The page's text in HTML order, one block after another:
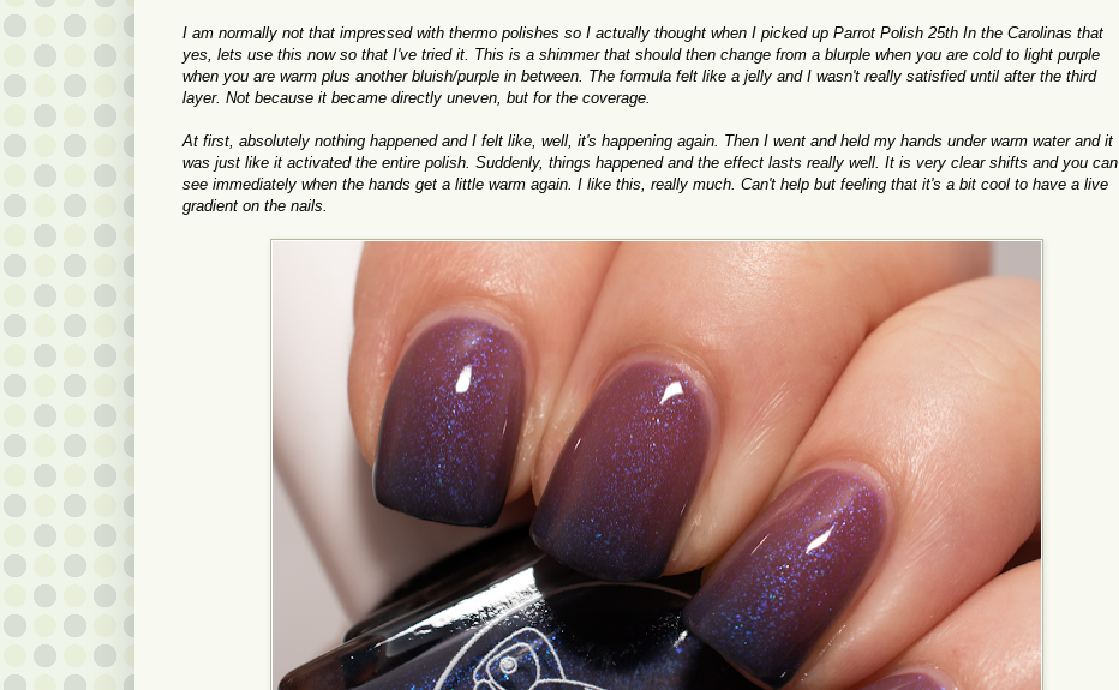
I am normally not that impressed with thermo polishes so I actually thought when I picked up Parrot Polish 25th In the Carolinas that
yes, lets use this now so that I've tried it. This is a shimmer that should then change from a blurple when you are cold to light purple
when you are warm plus another bluish/purple in between. The formula felt like a jelly and I wasn't really satisfied until after the third
layer. Not because it became directly uneven, but for the coverage.
At first, absolutely nothing happened and I felt like, well, it's happening again. Then I went and held my hands under warm water and it
was just like it activated the entire polish. Suddenly, things happened and the effect lasts really well. It is very clear shifts and you can
see immediately when the hands get a little warm again. I like this, really much. Can't help but feeling that it's a bit cool to have a live
gradient on the nails.